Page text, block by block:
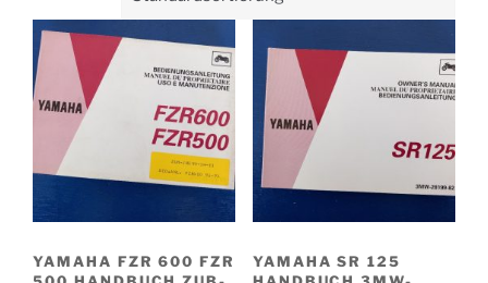
YAMAHA FZR 600 FZR
YAMAHA SR 125